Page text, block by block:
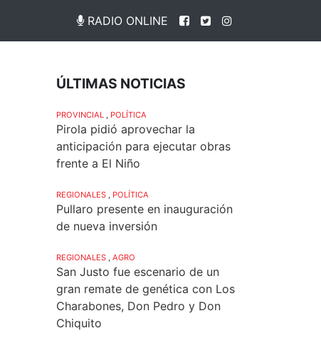
RADIO ONLINE
ÚLTIMAS NOTICIAS
PROVINCIAL POLÍTICA
Pirola pidió aprovechar la
anticipación para ejecutar obras
frente a El Niño
REGIONALES POLÍTICA
Pullaro presente en inauguración
de nueva inversión
REGIONALES AGRO
San Justo fue escenario de un
gran remate de genética con Los
Charabones, Don Pedro y Don
Chiquito